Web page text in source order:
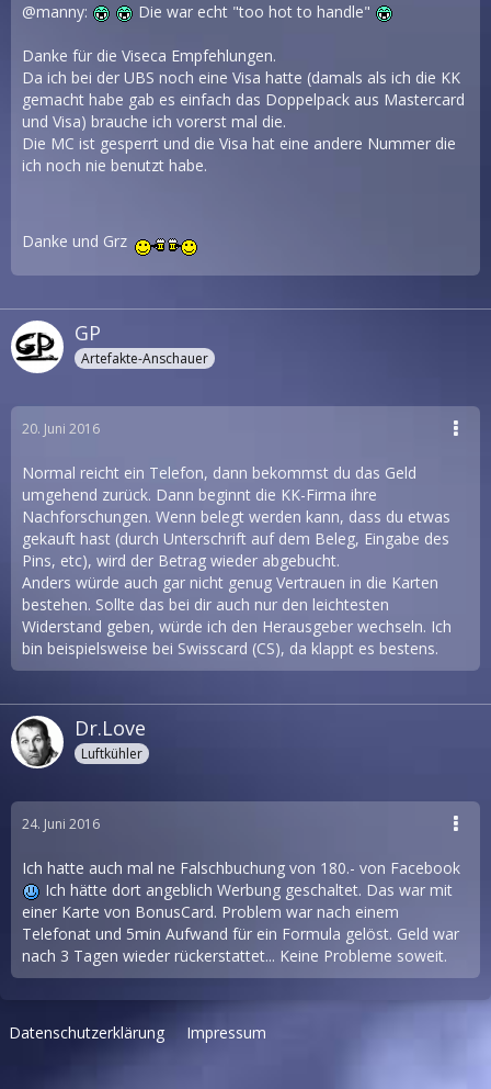
@manny: Die war echt "too hot to handle"
Danke für die Viseca Empfehlungen.
Da ich bei der UBS noch eine Visa hatte (damals als ich die KK
gemacht habe gab es einfach das Doppelpack aus Mastercard
und Visa) brauche ich vorerst mal die.
Die MC ist gesperrt und die Visa hat eine andere Nummer die
ich noch nie benutzt habe.
Danke und Grz
GP
Artefakte-Anschauer
20. Juni 2016
Normal reicht ein Telefon, dann bekommst du das Geld
umgehend zurück. Dann beginnt die KK-Firma ihre
Nachforschungen. Wenn belegt werden kann, dass du etwas
gekauft hast (durch Unterschrift auf dem Beleg, Eingabe des
Pins, etc), wird der Betrag wieder abgebucht.
Anders würde auch gar nicht genug Vertrauen in die Karten
bestehen. Sollte das bei dir auch nur den leichtesten
Widerstand geben, würde ich den Herausgeber wechseln. Ich
bin beispielsweise bei Swisscard (CS), da klappt es bestens.
Dr.Love
Luftkühler
24. Juni 2016
Ich hatte auch mal ne Falschbuchung von 180.- von Facebook
Ich hätte dort angeblich Werbung geschaltet. Das war mit
einer Karte von BonusCard. Problem war nach einem
Telefonat und 5min Aufwand für ein Formula gelöst. Geld war
nach 3 Tagen wieder rückerstattet... Keine Probleme soweit.
Datenschutzerklärung Impressum